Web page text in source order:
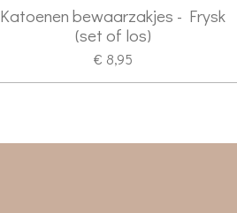
Katoenen bewaarzakjes - Frysk
(set of los)
€ 8,95